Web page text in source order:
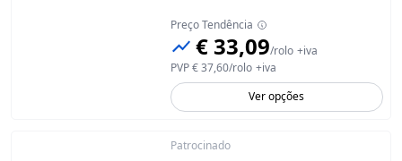
Preço Tendência
€ 33,09/rolo +iva
PVP€ 37,60/rolo +iva
Ver opções
Patrocinado